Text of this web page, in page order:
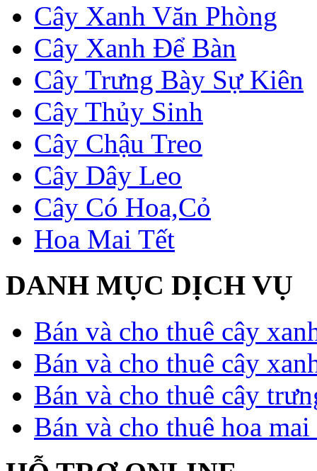
Cây Xanh Văn Phòng
Cây Xanh Để Bàn
Cây Trưng Bày Sự Kiên
Cây Thủy Sinh
Cây Chậu Treo
Cây Dây Leo
Cây Có Hoa,Cỏ
Hoa Mai Tết
DANH MỤC DỊCH VỤ
Bán và cho thuê cây
Bán và cho thuê cây
Bán và cho thuê cây
Bán và cho thuê hoa mai